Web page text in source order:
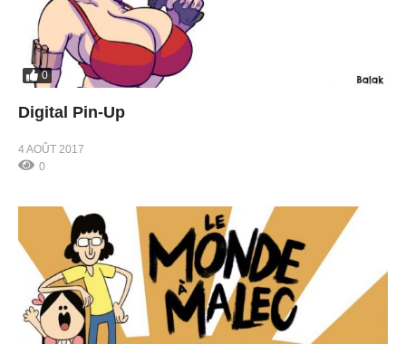
0
Digital Pin-Up
4 AOÛT 2017
0